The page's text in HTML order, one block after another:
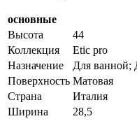
основные
Высота
44
Коллекция
Etic pro
Назначение
Для ванной;
Поверхность Матовая
Страна
Италия
Ширина
28,5